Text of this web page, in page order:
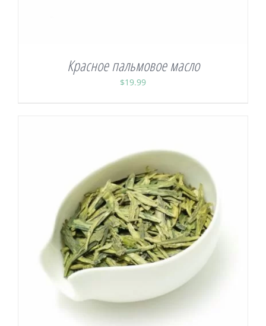
Красное пальмовое масло
$19.99